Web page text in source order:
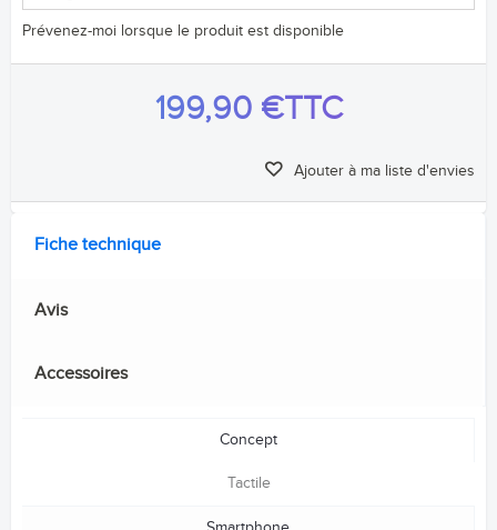
Prévenez-moi lorsque le produit est disponible
199,90 €TTC
Ajouter à ma liste d'envies
Fiche technique
Avis
Accessoires
Concept
Tactile